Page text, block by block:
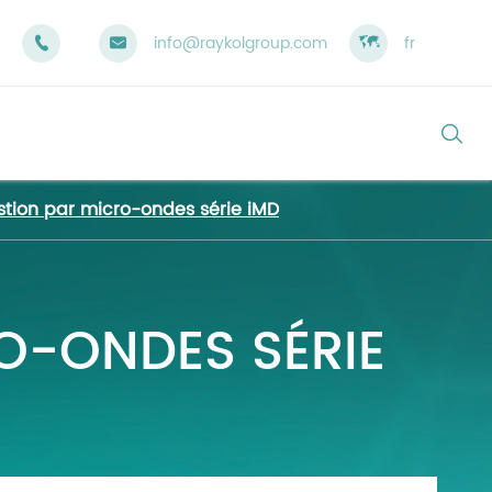
  info@raykolgroup.com  fr

par micro-ondes série iMD
ONDES SÉRIE